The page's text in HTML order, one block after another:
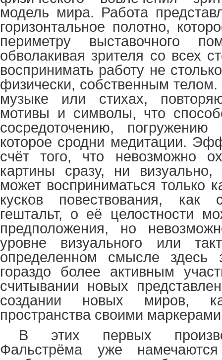
модель мира. Работа
горизонтальное полотно,
периметру выставочного
обволакивая зрителя со всех
воспринимать работу не
физически, собственным телом.
музыке или стихах,
мотивы и символы, что
сосредоточению,
которое сродни медитации.
счёт того, что невозможно
картины сразу, ни
может восприниматься только
кусков повествования,
гештальт, о её целостности
предположения, но
уровне визуального или
определенном смысле здесь
гораздо более активным
считывании новых
создании новых миров,
пространства своими
В этих первых
Фальстрёма уже